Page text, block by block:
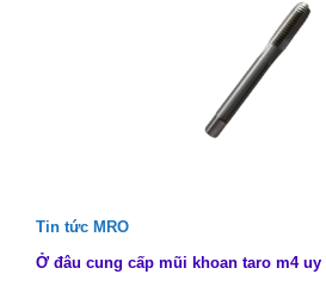
Tin tức MRO
Ở đâu cung cấp mũi khoan taro m4